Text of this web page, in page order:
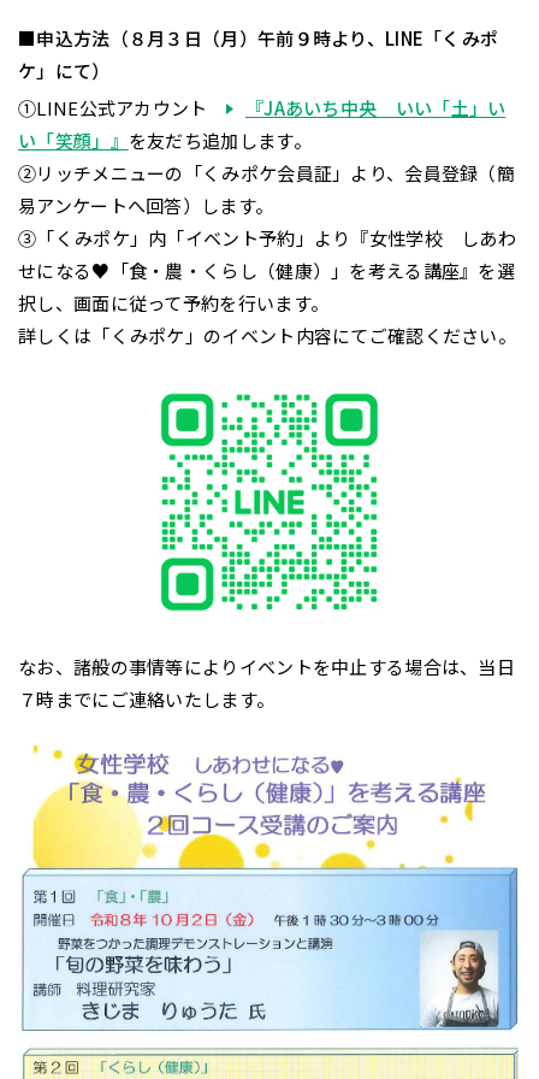
■申込方法（８月３日（月）午前９時より、LINE「くみポ
ケ」にて）
①LINE公式アカウント
『JAあいち中央 いい「土」い
い「笑顔」』 を友だち追加します。
②リッチメニューの「くみポケ会員証」より、会員登録（簡
易アンケートへ回答）します。
③「くみポケ」内「イベント予約」より『女性学校 しあわ
せになる♥「食・農・くらし（健康）」を考える講座』を選
択し、画面に従って予約を行います。
詳しくは「くみポケ」のイベント内容にてご確認ください。
なお、諸般の事情等によりイベントを中止する場合は、当日
７時までにご連絡いたします。